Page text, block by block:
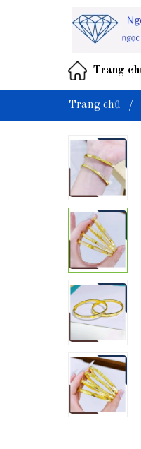
Trang
Trang chủ /